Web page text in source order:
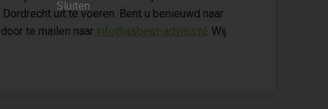
uit te voeren. Bent u benieuwd naar
te mailen naar info@asbest-advies.nl. Wij